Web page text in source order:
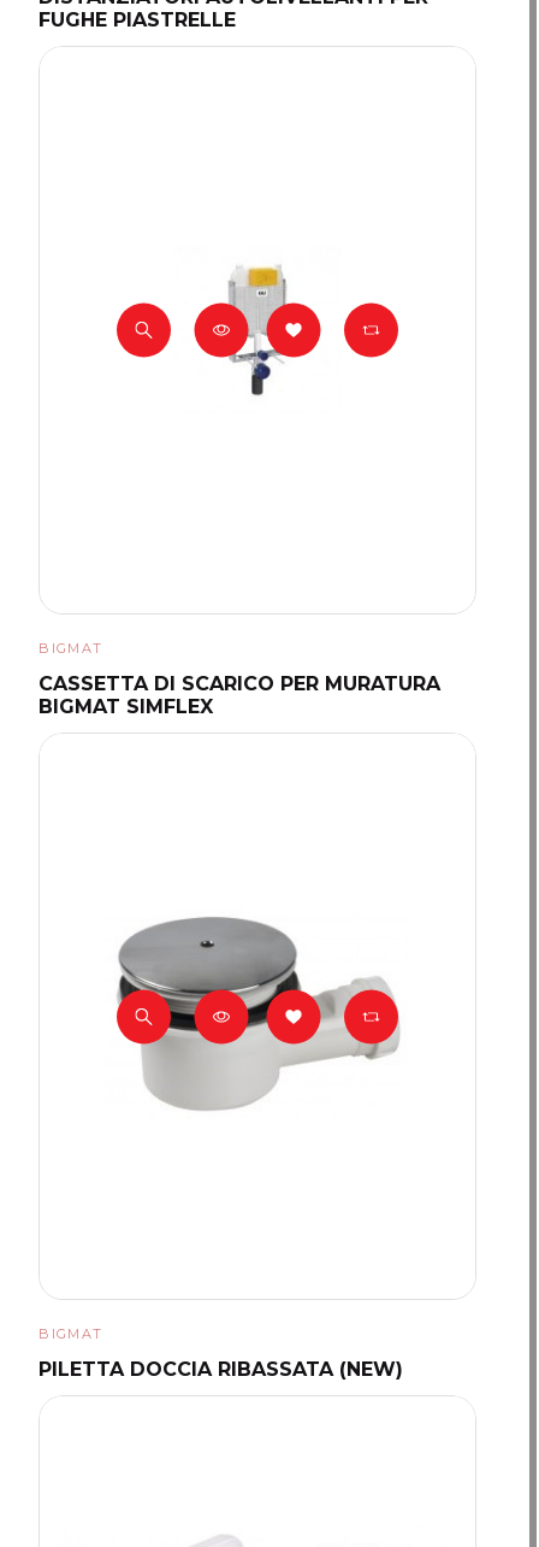
FUGHE PIASTRELLE
BIGMAT
CASSETTA DI SCARICO PER MURATURA
BIGMAT SIMFLEX
BIGMAT
PILETTA DOCCIA RIBASSATA (NEW)